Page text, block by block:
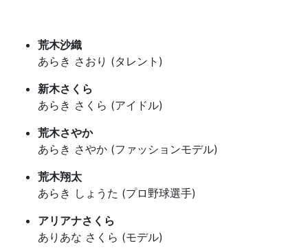
荒木沙織
あらき さおり (タレント)
新木さくら
あらき さくら (アイドル)
荒木さやか
あらき さやか (ファッションモデル)
荒木翔太
あらき しょうた (プロ野球選手)
アリアナさくら
ありあな さくら (モデル)